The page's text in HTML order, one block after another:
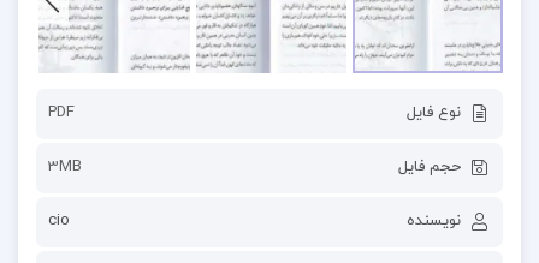
نوع فایل PDF
حجم فایل 3MB
نویسنده cio